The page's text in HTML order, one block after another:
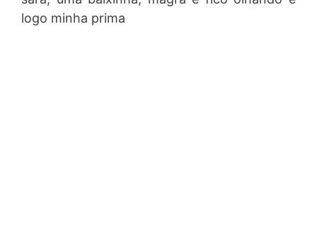
logo minha prima